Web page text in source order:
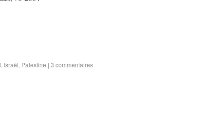
, Israël, Palestine | 3 commentaires